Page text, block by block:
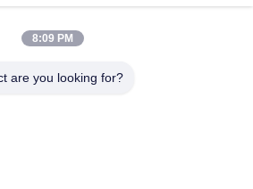
όργανο
28
διακόπτης
8:09 PM
are you looking for?